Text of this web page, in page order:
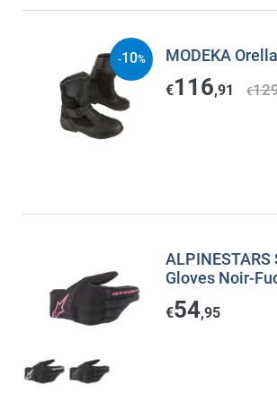
MODEKA
€116,91 €
-10%
Gloves Noir-
€54,95